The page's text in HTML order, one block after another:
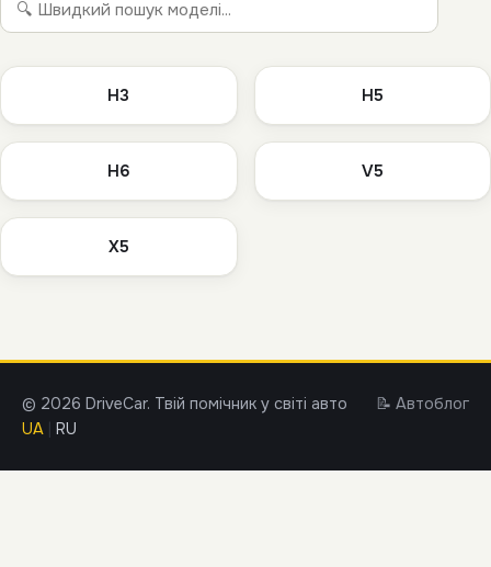
H3 H5
H6 V5
X5
© 2026 DriveCar. Твій помічник у світі авто
📝 Автоблог
UA
RU